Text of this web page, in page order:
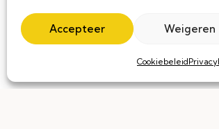
Accepteer Weigeren
Cookiebeleid
al uw elektrische
Of het nu gaat om
het implementeren